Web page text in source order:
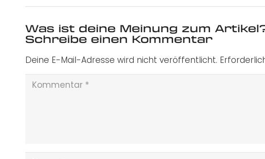
Was ist deine Meinung zum
Schreibe einen Kommentar
Deine E-Mail-Adresse wird nicht veröffentlicht.